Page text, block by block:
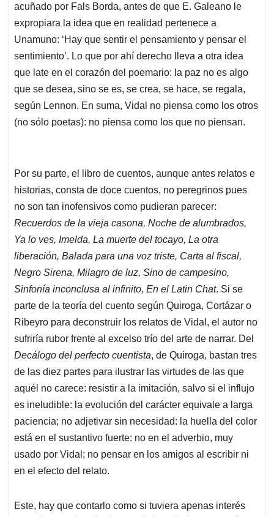
acuñado por Fals Borda, antes de que E. Galeano le
expropiara la idea que en realidad pertenece a
Unamuno: ‘Hay que sentir el pensamiento y pensar el
sentimiento’. Lo que por ahí derecho lleva a otra idea
que late en el corazón del poemario: la paz no es algo
que se desea, sino se es, se crea, se hace, se regala,
según Lennon. En suma, Vidal no piensa como los otros
(no sólo poetas): no piensa como los que no piensan.
Por su parte, el libro de cuentos, aunque antes relatos e
historias, consta de doce cuentos, no peregrinos pues
no son tan inofensivos como pudieran parecer:
Recuerdos de la vieja casona, Noche de alumbrados,
Ya lo ves, Imelda, La muerte del tocayo, La otra
liberación, Balada para una voz triste, Carta al fiscal,
Negro Sirena, Milagro de luz, Sino de campesino,
Sinfonía inconclusa al infinito, En el Latin Chat. Si se
parte de la teoría del cuento según Quiroga, Cortázar o
Ribeyro para deconstruir los relatos de Vidal, el autor no
sufriría rubor frente al excelso trío del arte de narrar. Del
Decálogo del perfecto cuentista, de Quiroga, bastan tres
de las diez partes para ilustrar las virtudes de las que
aquél no carece: resistir a la imitación, salvo si el influjo
es ineludible: la evolución del carácter equivale a larga
paciencia; no adjetivar sin necesidad: la huella del color
está en el sustantivo fuerte: no en el adverbio, muy
usado por Vidal; no pensar en los amigos al escribir ni
en el efecto del relato.
Este, hay que contarlo como si tuviera apenas interés